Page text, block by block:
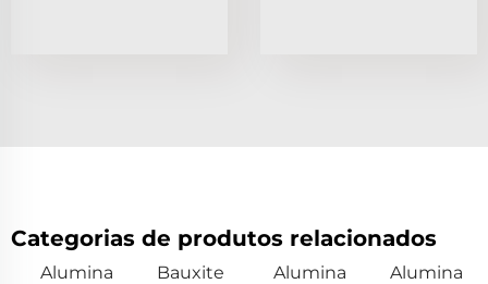
Categorias de produtos relacionados
Alumina
Bauxite
Alumina
Alumina